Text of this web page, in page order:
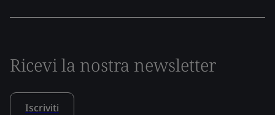
Ricevi la nostra newsletter
Iscriviti